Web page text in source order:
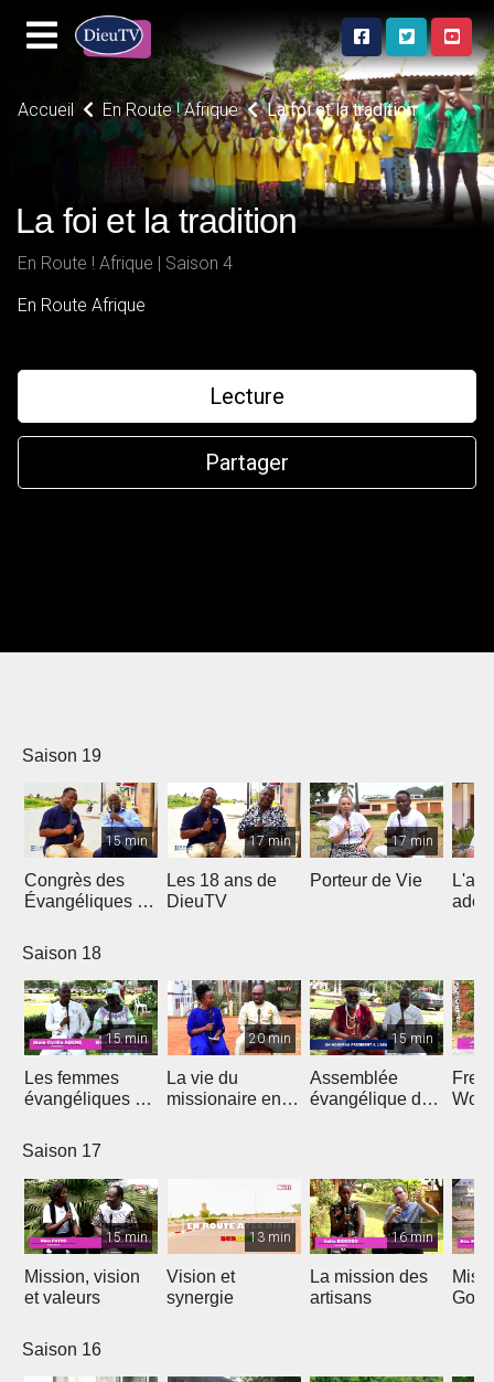
Accueil En Route ! Afrique La foi et la tradition
La foi et la tradition
En Route ! Afrique | Saison 4
En Route Afrique
Lecture
Partager
Saison 19
15 min
Congrès des
Évangéliques de
Francophone
17 min
Les 18 ans de
DieuTV
17 min
Porteur de Vie
ados
Saison 18
15 min
Les femmes
évangéliques du
20 min
La vie du
missionaire en
15 min
Assemblée
évangélique de
Free
Saison 17
15 min
Mission, vision
et valeurs
13 min
Vision et
synergie
16 min
La mission des
artisans
Saison 16